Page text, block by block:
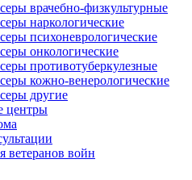
врачебно-физкультурные
наркологические
психоневрологические
онкологические
противотуберкулезные
кожно-венерологические
другие
центры
ветеранов войн